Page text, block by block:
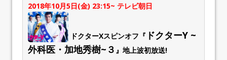
2018年10月5日(金) 23:15~ テレビ朝日
ドクターXスピンオフ『 ドクターY ~
外科医・加地秀樹~３ 』地上波初放送!